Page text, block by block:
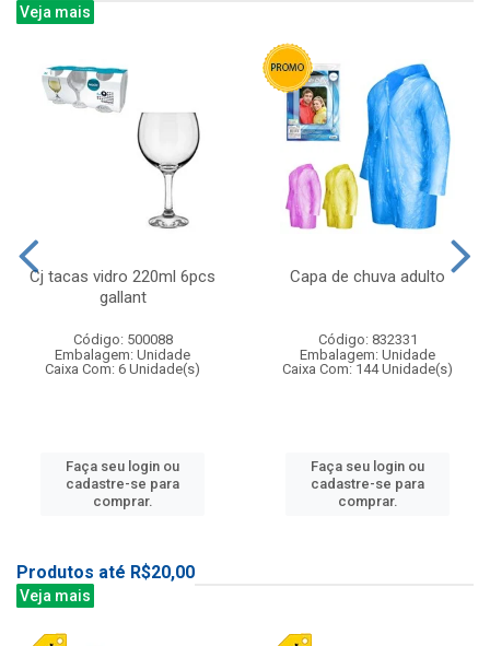
Veja mais
Cj tacas vidro 220ml 6pcs
gallant
Código: 500088
Embalagem: Unidade
Caixa Com: 6 Unidade(s)
Faça seu login ou
cadastre-se para
comprar.
Capa de chuva adulto
Código: 832331
Embalagem: Unidade
Caixa Com: 144 Unidade(s)
Faça seu login ou
cadastre-se para
comprar.
Produtos até R$20,00
Veja mais